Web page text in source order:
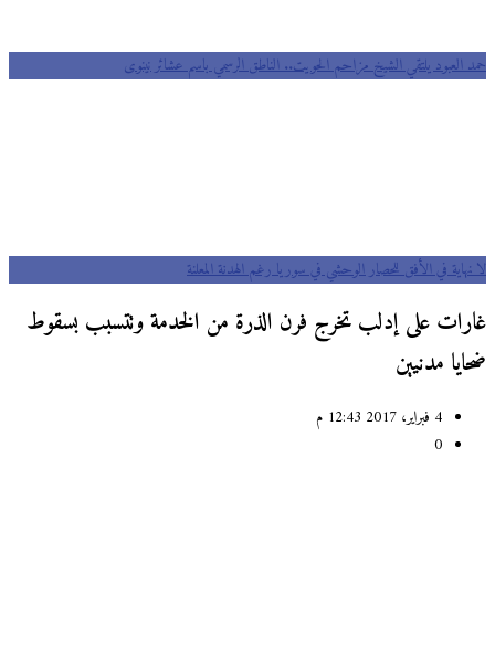
حمد العبود يلتقي الشيخ مزاحم الحويت.. الناطق الرسمي باسم عشائر نينوى
لا نهاية في الأفق للحصار الوحشي في سوريا رغم الهدنة المعلنة
غارات على إدلب تخرج فرن الذرة من الخدمة وتتسبب بسقوط
ضحايا مدنيين